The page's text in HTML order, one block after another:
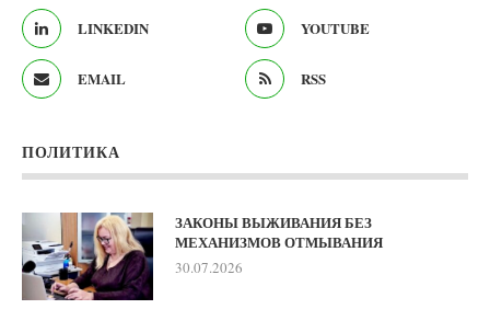
LINKEDIN YOUTUBE
EMAIL RSS
ПОЛИТИКА
ЗАКОНЫ ВЫЖИВАНИЯ БЕЗ
МЕХАНИЗМОВ ОТМЫВАНИЯ
30.07.2026